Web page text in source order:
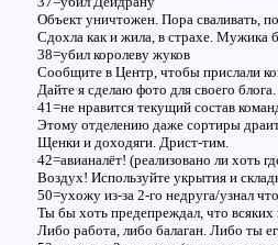
Объект уничтожен. Пора сваливать,
Сдохла как и жила, в страхе. Мужика
38=убил королеву жуков
Сообщите в Центр, чтобы прислали
Дайте я сделаю фото для своего блога.
41=не нравится текущий состав
Этому отделению даже сортиры
Щенки и доходяги. Дрист-тим.
42=авианалёт! (реализовано ли хоть
Воздух! Используйте укрытия и
50=ухожу из-за 2-го недруга/узнал
Ты бы хоть предепреждал, что
Либо работа, либо балаган. Либо ты